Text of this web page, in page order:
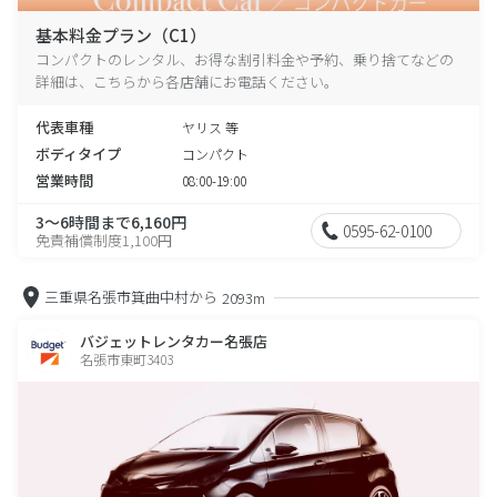
基本料金プラン（C1）
コンパクトのレンタル、お得な割引料金や予約、乗り捨てなどの
詳細は、こちらから各店舗にお電話ください。
代表車種 ヤリス 等
ボディタイプ コンパクト
営業時間 08:00-19:00
3～6時間まで6,160円
免責補償制度1,100円 0595-62-0100
三重県名張市箕曲中村から 2093m
バジェットレンタカー名張店
名張市東町3403